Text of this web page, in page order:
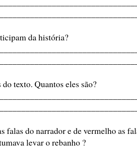
da história?
texto. Quantos eles são?
falas do narrador e de vermelho as
levar o rebanho ?